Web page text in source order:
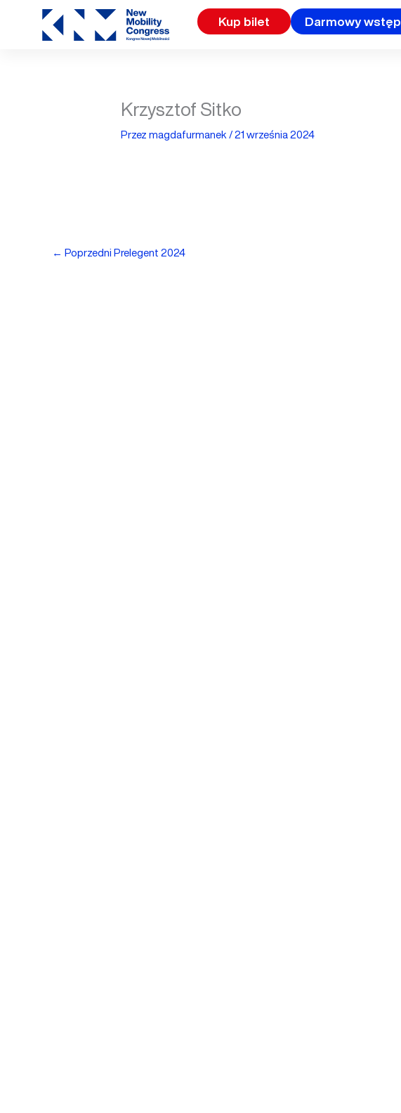
Kup bilet Darmowy wstęp
Krzysztof Sitko
Przezmagdafurmanek/21 września 2024
← Poprzedni Prelegent 2024